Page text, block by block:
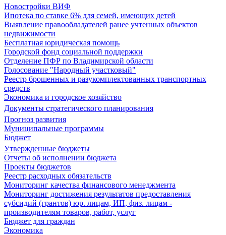
Новостройки ВИФ
Ипотека по ставке 6% для семей, имеющих детей
Выявление правообладателей ранее учтенных объектов
недвижимости
Бесплатная юридическая помощь
Городской фонд социальной поддержки
Отделение ПФР по Владимирской области
Голосование "Народный участковый"
Реестр брошенных и разукомплектованных транспортных
средств
Экономика и городское хозяйство
Документы стратегического планирования
Прогноз развития
Муниципальные программы
Бюджет
Утвержденные бюджеты
Отчеты об исполнении бюджета
Проекты бюджетов
Реестр расходных обязательств
Мониторинг качества финансового менеджмента
Мониторинг достижения результатов предоставления
субсидий (грантов) юр. лицам, ИП, физ. лицам -
производителям товаров, работ, услуг
Бюджет для граждан
Экономика